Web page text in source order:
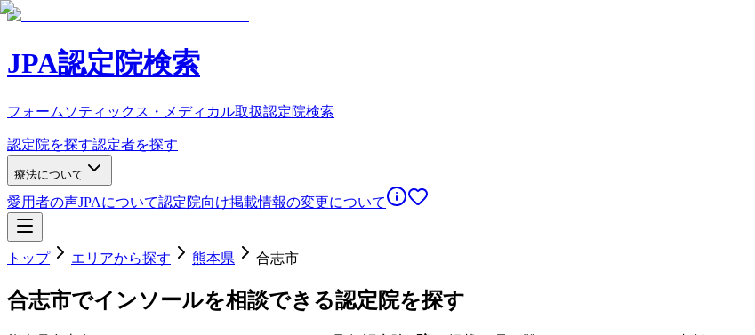
JPA認定院検索
フォームソティックス・メディカル取扱認定院検索
認定院を探す認定者を探す
療法について
愛用者の声JPAについて認定院向け掲載情報の変更について
トップ エリアから探す 熊本県 合志市
合志市でインソールを相談できる認定院を探す